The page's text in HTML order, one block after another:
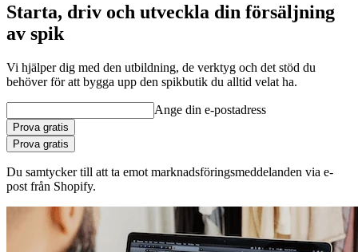
Starta, driv och utveckla din försäljning
av spik
Vi hjälper dig med den utbildning, de verktyg och det stöd du
behöver för att bygga upp den spikbutik du alltid velat ha.
Ange din e-postadress
Prova gratis
Prova gratis
Du samtycker till att ta emot marknadsföringsmeddelanden via e-
post från Shopify.